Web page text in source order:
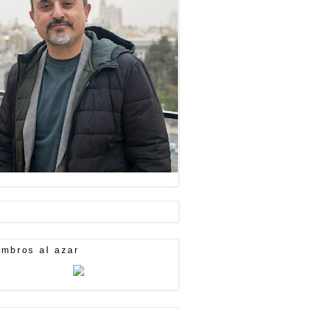
al azar